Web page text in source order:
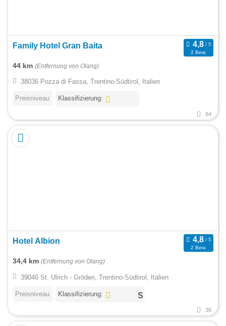
Family Hotel Gran Baita
2 Bew.
44 km (Entfernung von Olang)
38036 Pozza di Fassa, Trentino-Südtirol, Italien
Preisniveau Klassifizierung:
84
Hotel Albion
2 Bew.
34,4 km (Entfernung von Olang)
39046 St. Ulrich - Gröden, Trentino-Südtirol, Italien
Preisniveau Klassifizierung:
36